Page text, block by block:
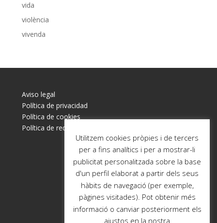
vida
violència
vivenda
Aviso legal
Política de privacidad
Política de cookies
Política de redes sociales
Utilitzem cookies pròpies i de tercers
per a fins analítics i per a mostrar-li
publicitat personalitzada sobre la base
d'un perfil elaborat a partir dels seus
hàbits de navegació (per exemple,
pàgines visitades). Pot obtenir més
informació o canviar posteriorment els
ajustos en la nostra